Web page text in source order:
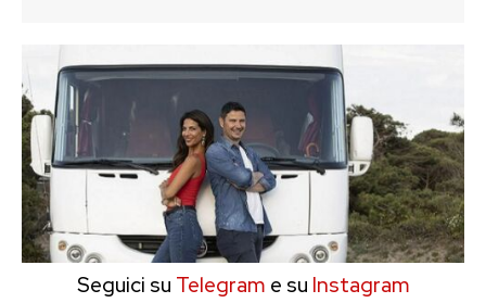
Seguici su Telegram e su Instagram